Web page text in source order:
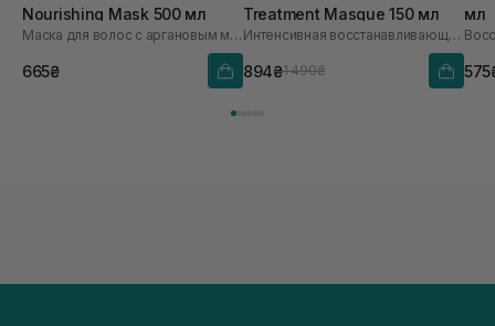
Nourishing Mask 500 мл
Маска для волос с аргановым маслом
665₴
Treatment Masque 150 мл
Интенсивная восстанавливающая маска для волос
894₴1 490₴
мл